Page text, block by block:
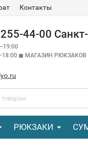
Контакты
44-00
◼ МАГАЗИН
РЮКЗАКИ